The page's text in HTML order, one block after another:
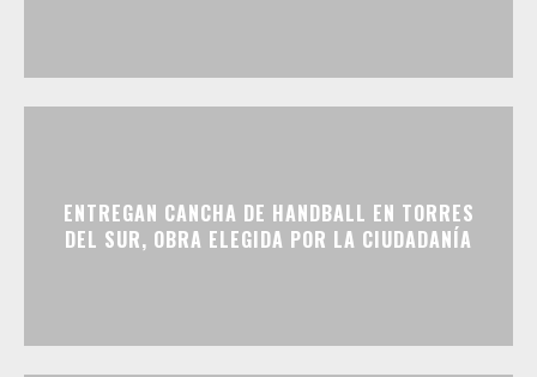
ENTREGAN CANCHA DE HANDBALL EN TORRES
DEL SUR, OBRA ELEGIDA POR LA CIUDADANÍA